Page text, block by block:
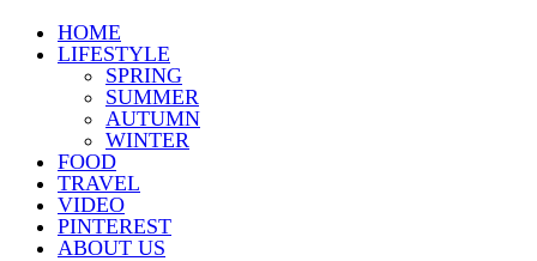
HOME
LIFESTYLE
SPRING
SUMMER
AUTUMN
WINTER
FOOD
TRAVEL
VIDEO
PINTEREST
ABOUT US